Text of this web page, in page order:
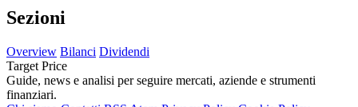
Sezioni
Overview Bilanci Dividendi
Target Price
Guide, news e analisi per seguire mercati, aziende e strumenti
finanziari.